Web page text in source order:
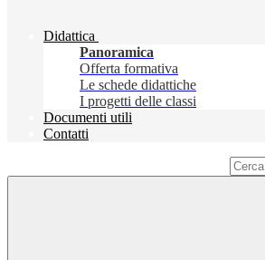
Didattica
Panoramica
Offerta formativa
Le schede didattiche
I progetti delle classi
Documenti utili
Contatti